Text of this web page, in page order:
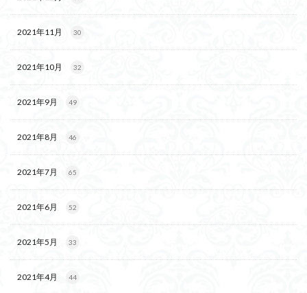
2021年11月 30
2021年10月 32
2021年9月 49
2021年8月 46
2021年7月 65
2021年6月 52
2021年5月 33
2021年4月 44